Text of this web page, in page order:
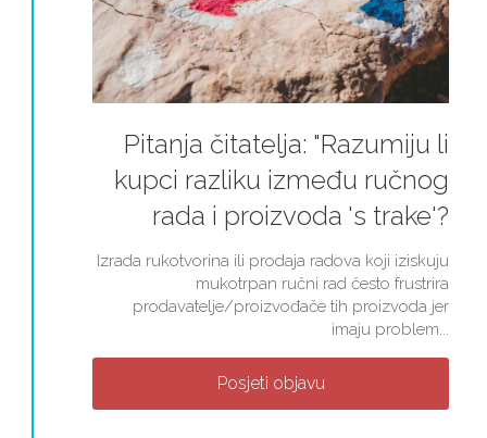
Pitanja čitatelja: "Razumiju li
kupci razliku između ručnog
rada i proizvoda 's trake'?
Izrada rukotvorina ili prodaja radova koji iziskuju
mukotrpan ručni rad često frustrira
prodavatelje/proizvođače tih proizvoda jer
imaju problem...
Posjeti objavu